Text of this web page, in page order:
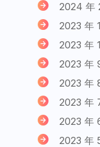
2024 年
2023 年
2023 年
2023 年
2023 年
2023 年
2023 年
2023 年